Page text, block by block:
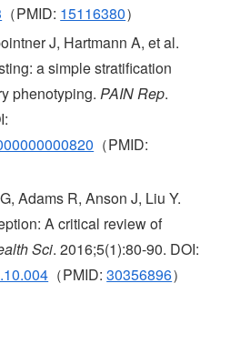
（PMID: 15116380）
J, Hartmann A, et al.
a simple stratification
phenotyping.PAIN Rep.
（PMID:
Adams R, Anson J, Liu Y.
A critical review of
Sci. 2016;5(1):80-90. DOI:
（PMID:30356896）